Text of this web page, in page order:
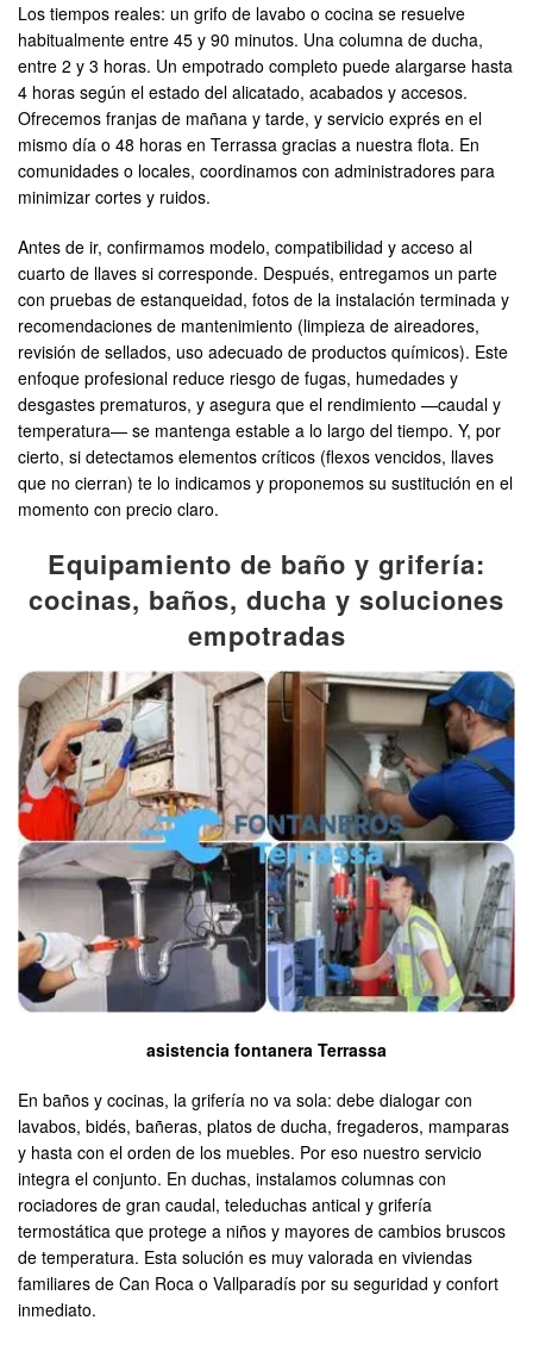
Los tiempos reales: un grifo de lavabo o cocina se resuelve
habitualmente entre 45 y 90 minutos. Una columna de ducha,
entre 2 y 3 horas. Un empotrado completo puede alargarse hasta
4 horas según el estado del alicatado, acabados y accesos.
Ofrecemos franjas de mañana y tarde, y servicio exprés en el
mismo día o 48 horas en Terrassa gracias a nuestra flota. En
comunidades o locales, coordinamos con administradores para
minimizar cortes y ruidos.
Antes de ir, confirmamos modelo, compatibilidad y acceso al
cuarto de llaves si corresponde. Después, entregamos un parte
con pruebas de estanqueidad, fotos de la instalación terminada y
recomendaciones de mantenimiento (limpieza de aireadores,
revisión de sellados, uso adecuado de productos químicos). Este
enfoque profesional reduce riesgo de fugas, humedades y
desgastes prematuros, y asegura que el rendimiento —caudal y
temperatura— se mantenga estable a lo largo del tiempo. Y, por
cierto, si detectamos elementos críticos (flexos vencidos, llaves
que no cierran) te lo indicamos y proponemos su sustitución en el
momento con precio claro.
Equipamiento de baño y grifería:
cocinas, baños, ducha y soluciones
empotradas
asistencia fontanera Terrassa
En baños y cocinas, la grifería no va sola: debe dialogar con
lavabos, bidés, bañeras, platos de ducha, fregaderos, mamparas
y hasta con el orden de los muebles. Por eso nuestro servicio
integra el conjunto. En duchas, instalamos columnas con
rociadores de gran caudal, teleduchas antical y grifería
termostática que protege a niños y mayores de cambios bruscos
de temperatura. Esta solución es muy valorada en viviendas
familiares de Can Roca o Vallparadís por su seguridad y confort
inmediato.